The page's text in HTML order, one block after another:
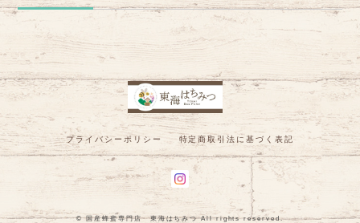
プライバシーポリシー 特定商取引法に基づく表記
© 国産蜂蜜専門店 東海はちみつ All rights reserved.